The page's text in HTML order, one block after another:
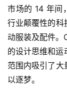
市场的 14 年间
行业颠覆性的
动服装及配件
的设计思维和
范围内吸引了
以逐梦。